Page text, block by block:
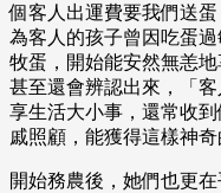
個客人出運費要我們送
為客人的孩子曾因吃蛋
牧蛋，開始能安然無恙
甚至還會辨認出來，「
享生活大小事，還常收
戚照顧，能獲得這樣神奇
開始務農後，她們也更